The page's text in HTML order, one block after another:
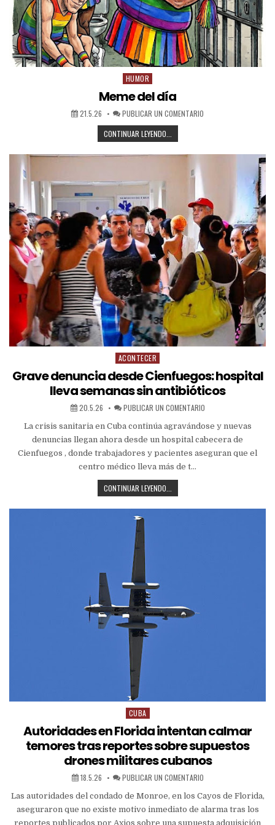
HUMOR
Meme del día
21.5.26
PUBLICAR UN COMENTARIO
CONTINUAR LEYENDO...
ACONTECER
Grave denuncia desde Cienfuegos: hospital
lleva semanas sin antibióticos
20.5.26 PUBLICAR UN COMENTARIO
La crisis sanitaria en Cuba continúa agravándose y nuevas
denuncias llegan ahora desde un hospital cabecera de
Cienfuegos , donde trabajadores y pacientes aseguran que el
centro médico lleva más de t…
CONTINUAR LEYENDO...
CUBA
Autoridades en Florida intentan calmar
temores tras reportes sobre supuestos
drones militares cubanos
18.5.26 PUBLICAR UN COMENTARIO
Las autoridades del condado de Monroe, en los Cayos de Florida,
aseguraron que no existe motivo inmediato de alarma tras los
reportes publicados por Axios sobre una supuesta adquisición